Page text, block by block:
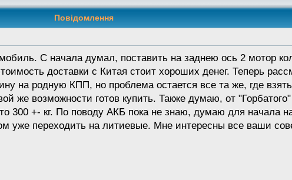
Повідомлення
С начала думал, поставить на заднею ось 2 мотор
доставки с Китая стоит хороших денег. Теперь
на родную КПП, но проблема остается все та же, где
же возможности готов купить. Также думаю, от "Горбатого"
300 +- кг. По поводу АКБ пока не знаю, думаю для начала
уже переходить на литиевые. Мне интересны все ваши